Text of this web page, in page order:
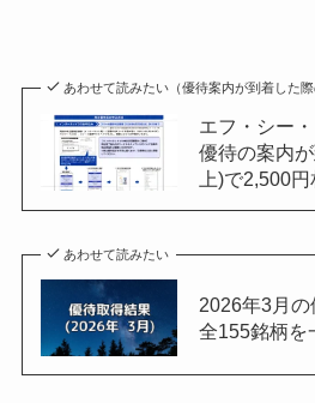
あわせて読みたい（優待案内が到着した際
エフ・シー
優待の案内
上)で2,500
あわせて読みたい
2026年3月の
全155銘柄を